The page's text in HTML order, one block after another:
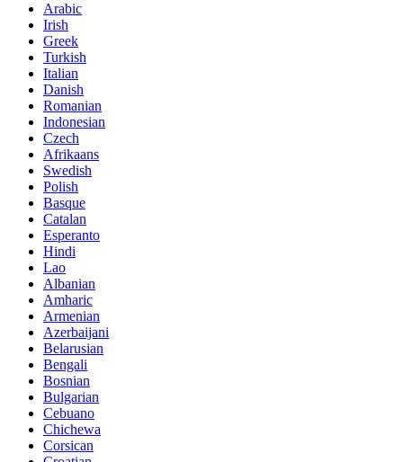
Arabic
Irish
Greek
Turkish
Italian
Danish
Romanian
Indonesian
Czech
Afrikaans
Swedish
Polish
Basque
Catalan
Esperanto
Hindi
Lao
Albanian
Amharic
Armenian
Azerbaijani
Belarusian
Bengali
Bosnian
Bulgarian
Cebuano
Chichewa
Corsican